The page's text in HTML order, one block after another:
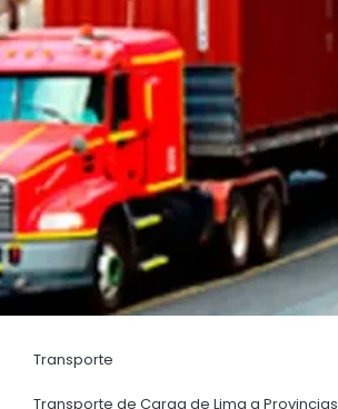
Transporte
Transporte de Carga de Lima a Provincias